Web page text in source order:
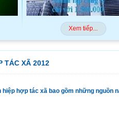
Xem tiếp...
TÁC XÃ 2012
hợp tác xã bao gồm những nguồn